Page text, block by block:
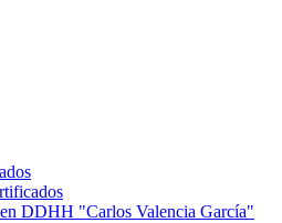
DDHH "Carlos Valencia García"